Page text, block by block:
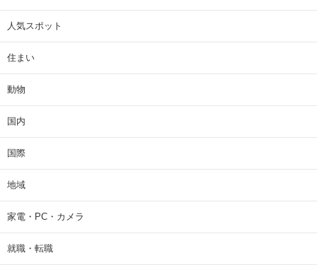
人気スポット
住まい
動物
国内
国際
地域
家電・PC・カメラ
就職・転職